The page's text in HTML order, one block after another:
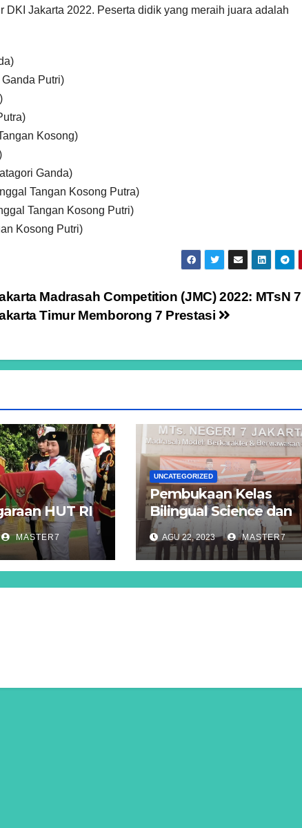
Jakarta 2022. Peserta didik yang meraih juara adalah
Putri)
Kosong)
Ganda)
Tangan Kosong Putra)
Tangan Kosong Putri)
Kosong Putri)
Madrasah Competition (JMC) 2022: MTsN 7
Timur Memborong 7 Prestasi
HUT RI
Negeri 7
MASTER7
UNCATEGORIZED
Pembukaan Kelas
Bilingual Science dan
Kelas Bilingual Tahfidz
MTs Negeri 7 Jakarts
Timur Tahun Pelajaran
AGU 22, 2023 MASTER7